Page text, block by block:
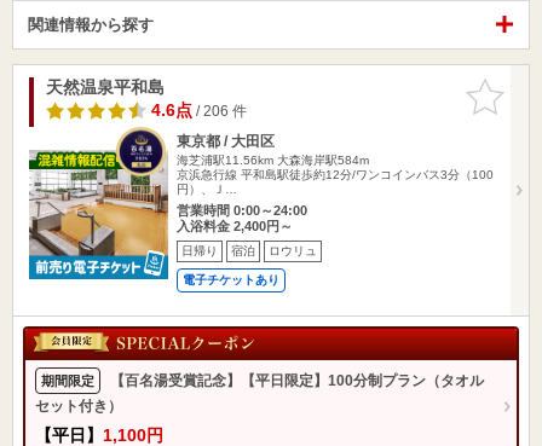
関連情報から探す
お気に入
りに追加
天然温泉平和島
4.6点/ 206 件
東京都 / 大田区
海芝浦駅11.56km 大森海岸駅584m
京浜急行線 平和島駅徒歩約12分/ワンコインバス3分（100
円）、Ｊ…
営業時間 0:00～24:00
入浴料金 2,400円～
日帰り 宿泊 ロウリュ
電子チケットあり
期間限定
【百名湯受賞記念】【平日限定】100分制プラン（タオル
セット付き）
【平日】 1,100円